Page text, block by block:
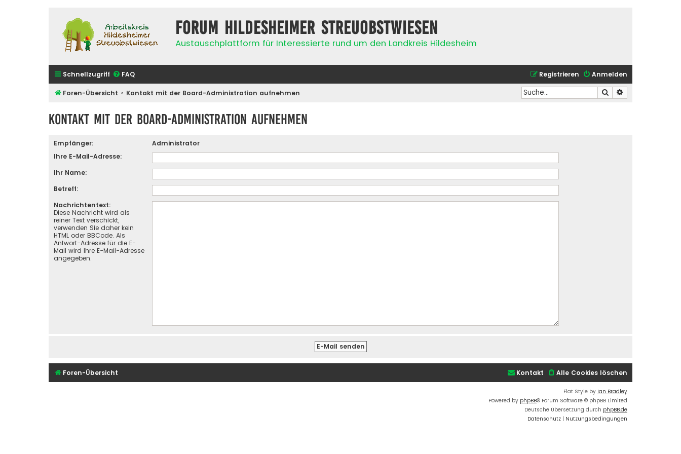
Forum Hildesheimer Streuobstwiesen
Austauschplattform für Interessierte rund um den Landkreis Hildesheim
Schnellzugriff FAQ Anmelden
Registrieren
Foren-Übersicht Kontakt mit der Board-Administration aufnehmen Suche
Kontakt mit der Board-Administration aufnehmen
Empfänger:
Administrator
Ihre E-Mail-Adresse:
Ihr Name:
Betreff:
Nachrichtentext:
Diese Nachricht wird als
reiner Text verschickt,
verwenden Sie daher kein
HTML oder BBCode. Als
Antwort-Adresse für die E-
Mail wird Ihre E-Mail-Adresse
angegeben.
Foren-Übersicht Alle Cookies löschen
Kontakt
Flat Style by Ian Bradley
Powered by phpBB® Forum Software © phpBB Limited
Deutsche Übersetzung durch phpBB.de
Datenschutz | Nutzungsbedingungen